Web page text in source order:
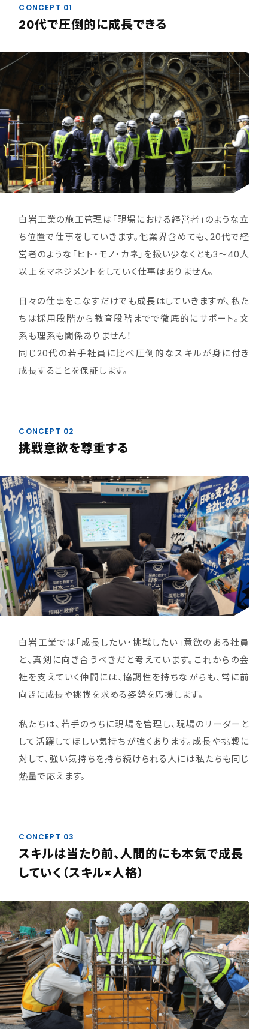
CONCEPT 01
20代で圧倒的に成長できる
白岩工業の施工管理は「現場における経営者」のような立
ち位置で仕事をしていきます。他業界含めても、20代で経
営者のような「ヒト・モノ・カネ」を扱い少なくとも3～40人
以上をマネジメントをしていく仕事はありません。
日々の仕事をこなすだけでも成長はしていきますが、私た
ちは採用段階から教育段階までで徹底的にサポート。文
系も理系も関係ありません！
同じ20代の若手社員に比べ圧倒的なスキルが身に付き
成長することを保証します。
CONCEPT 02
挑戦意欲を尊重する
白岩工業では「成長したい・挑戦したい」意欲のある社員
と、真剣に向き合うべきだと考えています。これからの会
社を支えていく仲間には、協調性を持ちながらも、常に前
向きに成長や挑戦を求める姿勢を応援します。
私たちは、若手のうちに現場を管理し、現場のリーダーと
して活躍してほしい気持ちが強くあります。成長や挑戦に
対して、強い気持ちを持ち続けられる人には私たちも同じ
熱量で応えます。
CONCEPT 03
スキルは当たり前、人間的にも本気で成長
していく（スキル×人格）